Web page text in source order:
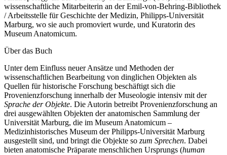
wissenschaftliche Mitarbeiterin an der Emil-von-Behring-Bibliothek
/ Arbeitsstelle für Geschichte der Medizin, Philipps-Universität
Marburg, wo sie auch promoviert wurde, und Kuratorin des
Museum Anatomicum.
Über das Buch
Unter dem Einfluss neuer Ansätze und Methoden der
wissenschaftlichen Bearbeitung von dinglichen Objekten als
Quellen für historische Forschung beschäftigt sich die
Provenienzforschung innerhalb der Museologie intensiv mit der
Sprache der Objekte. Die Autorin betreibt Provenienzforschung an
drei ausgewählten Objekten der anatomischen Sammlung der
Universität Marburg, die im Museum Anatomicum –
Medizinhistorisches Museum der Philipps-Universität Marburg
ausgestellt sind, und bringt die Objekte so zum Sprechen. Dabei
bieten anatomische Präparate menschlichen Ursprungs (human